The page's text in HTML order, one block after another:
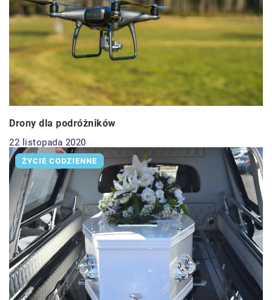
Drony dla podróżników
22 listopada 2020
ŻYCIE CODZIENNE